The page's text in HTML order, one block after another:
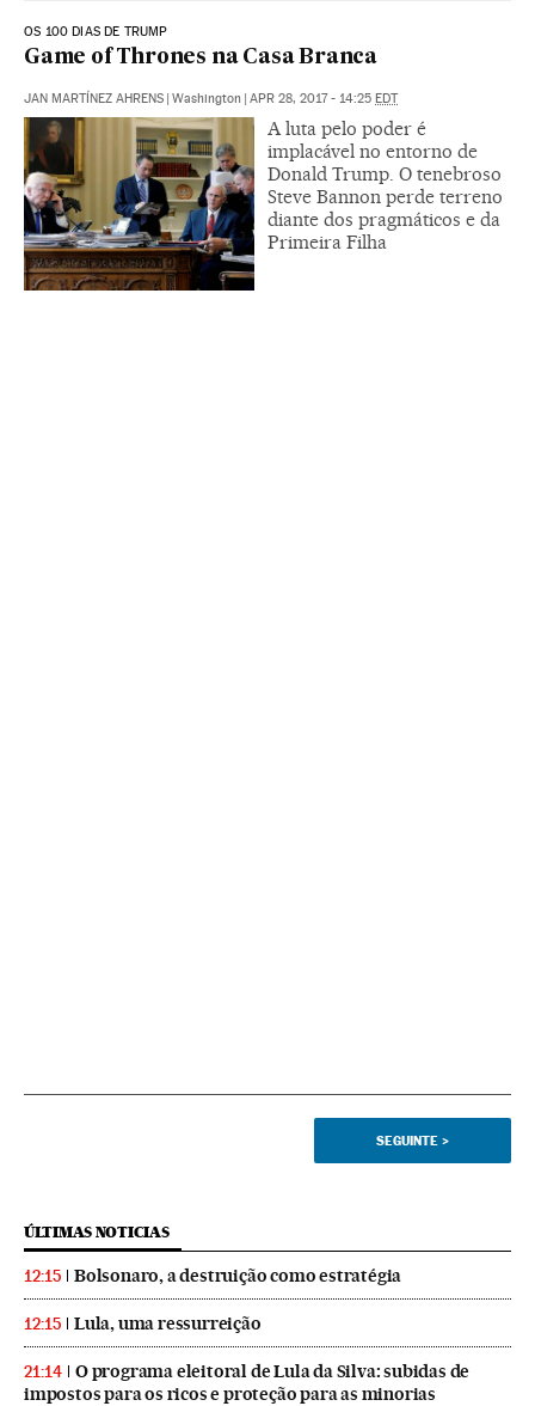
OS 100 DIAS DE TRUMP
Game of Thrones na Casa Branca
JAN MARTÍNEZ AHRENS | Washington | APR 28, 2017 - 14:25 EDT
A luta pelo poder é
implacável no entorno de
Donald Trump. O tenebroso
Steve Bannon perde terreno
diante dos pragmáticos e da
Primeira Filha
SEGUINTE >
ÚLTIMAS NOTICIAS
12:15 Bolsonaro, a destruição como estratégia
12:15 Lula, uma ressurreição
21:14
O programa eleitoral de Lula da Silva: subidas de
impostos para os ricos e proteção para as minorias